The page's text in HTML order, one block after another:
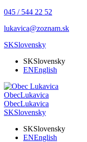
045 / 544 22 52
lukavica@zoznam.sk
SKSlovensky
SKSlovensky
ENEnglish
ObecLukavica
ObecLukavica
SKSlovensky
SKSlovensky
ENEnglish